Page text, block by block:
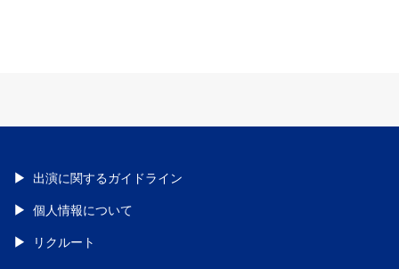
出演に関するガイドライン
個人情報について
リクルート